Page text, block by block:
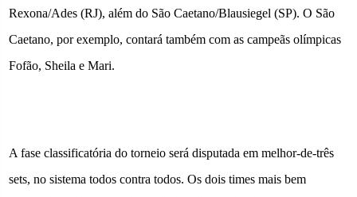
Rexona/Ades (RJ), além do São Caetano/Blausiegel (SP). O São
Caetano, por exemplo, contará também com as campeãs olímpicas
Fofão, Sheila e Mari.
A fase classificatória do torneio será disputada em melhor-de-três
sets, no sistema todos contra todos. Os dois times mais bem